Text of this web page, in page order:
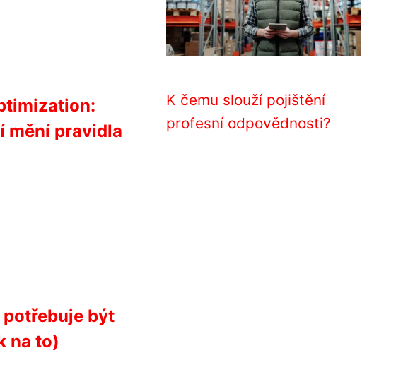
mění pravidla
potřebuje být
na to)
K čemu slouží pojištění
profesní odpovědnosti?